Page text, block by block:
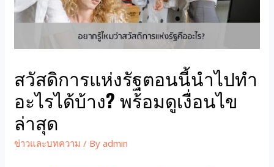
สวัสดิการแห่งรัฐตอนนี้นำไปทำ
อะไรได้บ้าง? พร้อมดูเงื่อนไข
ล่าสุด
ข่าวและบทความ / Byadmin